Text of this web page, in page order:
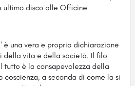
ultimo disco alle Officine
è una vera e propria dichiarazione
della vita e della società. Il filo
tutto è la consapevolezza della
coscienza, a seconda di come la si